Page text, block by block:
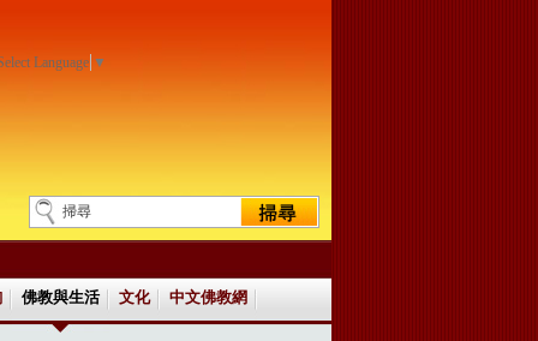
Language ▼
佛教與生活 文化 中文佛教網